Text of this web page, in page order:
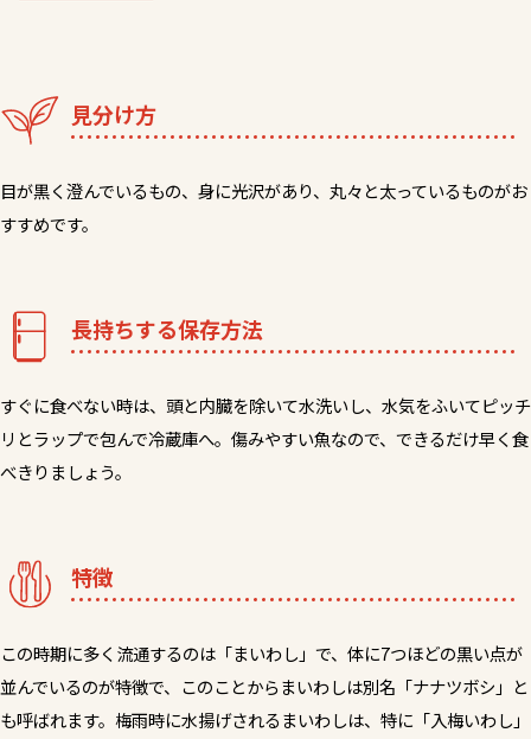
見分け方
目が黒く澄んでいるもの、身に光沢があり、丸々と太っているものがお
すすめです。
長持ちする保存方法
すぐに食べない時は、頭と内臓を除いて水洗いし、水気をふいてピッチ
リとラップで包んで冷蔵庫へ。傷みやすい魚なので、できるだけ早く食
べきりましょう。
特徴
この時期に多く流通するのは「まいわし」で、体に7つほどの黒い点が
並んでいるのが特徴で、このことからまいわしは別名「ナナツボシ」と
も呼ばれます。梅雨時に水揚げされるまいわしは、特に「入梅いわし」